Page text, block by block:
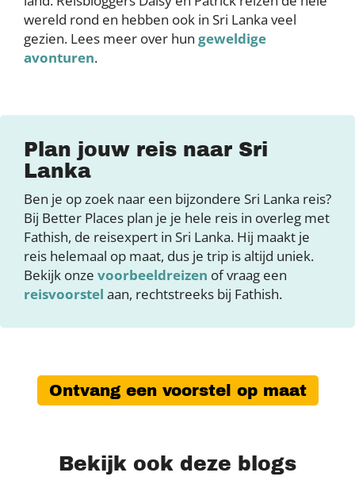
wereld rond en hebben ook in Sri Lanka veel
gezien. Lees meer over hun geweldige
avonturen.
Plan jouw reis naar Sri
Lanka
Ben je op zoek naar een bijzondere Sri Lanka reis?
Bij Better Places plan je je hele reis in overleg met
Fathish, de reisexpert in Sri Lanka. Hij maakt je
reis helemaal op maat, dus je trip is altijd uniek.
Bekijk onze voorbeeldreizen of vraag een
reisvoorstel aan, rechtstreeks bij Fathish.
Ontvang een voorstel op maat
Bekijk ook deze blogs